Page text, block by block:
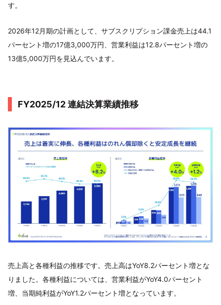
す。
2026年12月期の計画として、サブスクリプション課金売上は44.1
パーセント増の17億3,000万円、営業利益は12.8パーセント増の
13億5,000万円を見込んでいます。
FY2025/12 連結決算業績推移
売上高と各種利益の推移です。売上高はYoY8.2パーセント増とな
りました。各種利益については、営業利益がYoY4.0パーセント
増、当期純利益がYoY1.2パーセント増となっています。